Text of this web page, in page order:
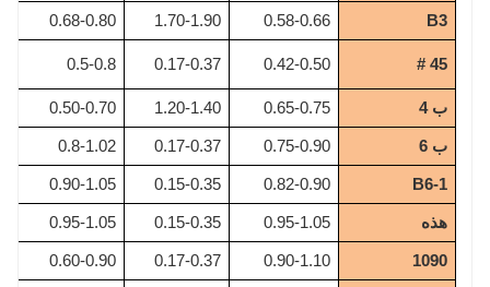
B3
0.58-0.66
1.70-1.90
0.68-0.80
45 #
0.42-0.50
0.17-0.37
0.5-0.8
ب 4 0.65-0.75
1.20-1.40
0.50-0.70
ب 6 0.75-0.90
0.17-0.37
0.8-1.02
B6-1
0.82-0.90
0.15-0.35
0.90-1.05
هذه 0.95-1.05
0.15-0.35
0.95-1.05
1090
0.90-1.10
0.17-0.37
0.60-0.90